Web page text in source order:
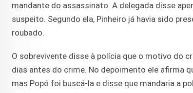
mandante do assassinato. A delegada disse
suspeito. Segundo ela, Pinheiro já havia sido
roubado.
O sobrevivente disse à polícia que o motivo do
dias antes do crime. No depoimento ele afirma
mas Popó foi buscá-la e disse que mandaria a